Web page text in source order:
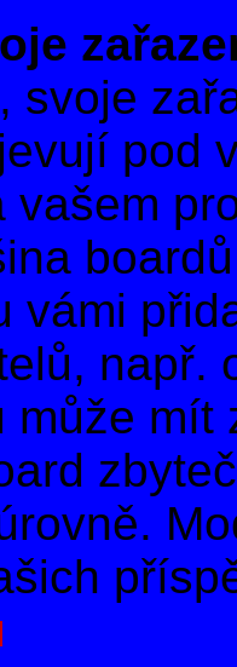
svoje
pod
vašem
vámi
např.
může